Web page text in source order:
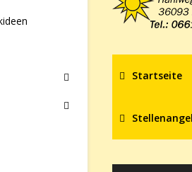
Startseite